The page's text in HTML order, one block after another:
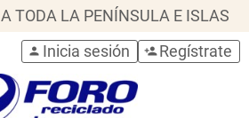
A TODA LA PENÍNSULA E ISLAS
person Inicia sesión person_add Regístrate